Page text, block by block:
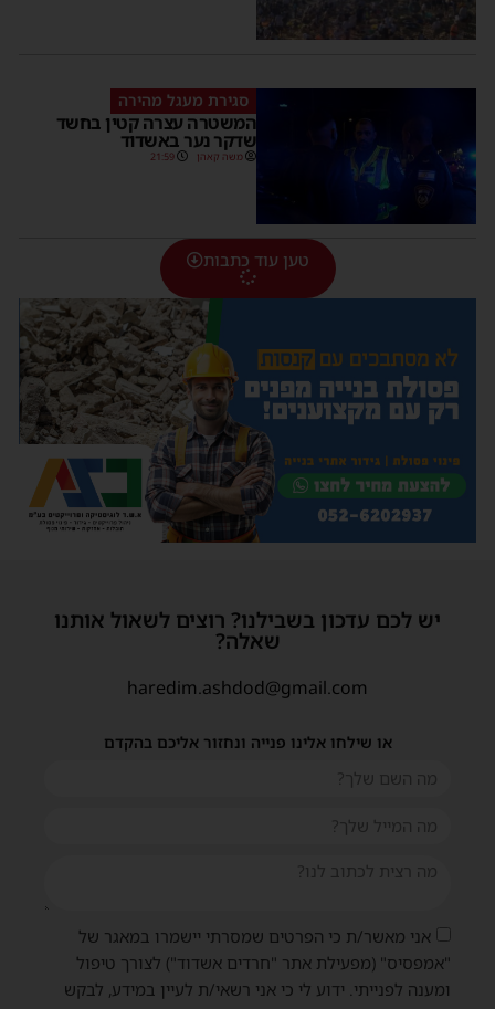
סגירת מעגל מהירה
המשטרה עצרה קטין בחשד
שדקר נער באשדוד
משה קאהן 21:59
טען עוד כתבות
יש לכם עדכון בשבילנו? רוצים לשאול אותנו
שאלה?
haredim.ashdod@gmail.com
או שילחו אלינו פנייה ונחזור אליכם בהקדם
אני מאשר/ת כי הפרטים שמסרתי יישמרו במאגר של
"אמפסיס" (מפעילת אתר "חרדים אשדוד") לצורך טיפול
ומענה לפנייתי. ידוע לי כי אני רשאי/ת לעיין במידע, לבקש